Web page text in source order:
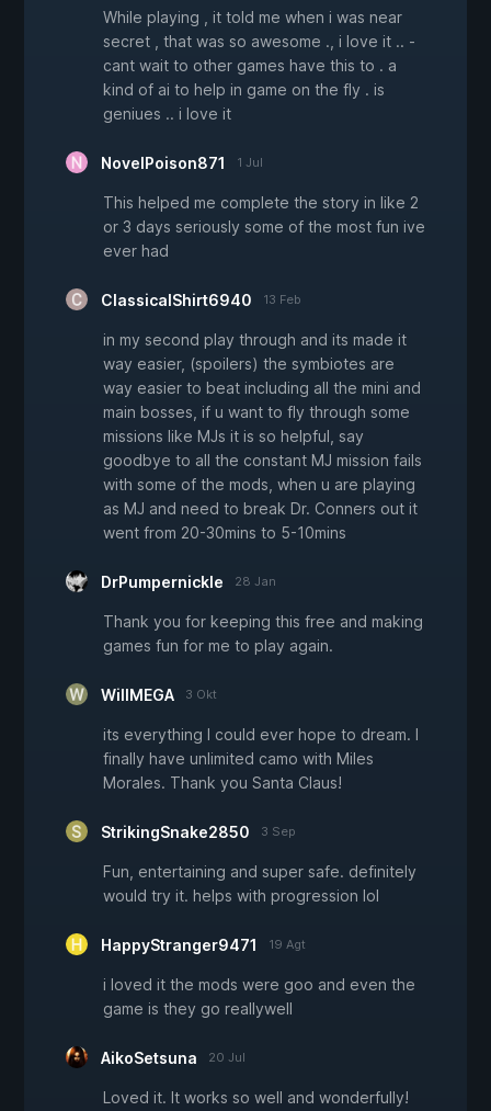
While playing , it told me when i was near
secret , that was so awesome ., i love it .. -
cant wait to other games have this to . a
kind of ai to help in game on the fly . is
geniues .. i love it
NovelPoison871 1 Jul
This helped me complete the story in like 2
or 3 days seriously some of the most fun ive
ever had
ClassicalShirt6940 13 Feb
in my second play through and its made it
way easier, (spoilers) the symbiotes are
way easier to beat including all the mini and
main bosses, if u want to fly through some
missions like MJs it is so helpful, say
goodbye to all the constant MJ mission fails
with some of the mods, when u are playing
as MJ and need to break Dr. Conners out it
went from 20-30mins to 5-10mins
DrPumpernickle 28 Jan
Thank you for keeping this free and making
games fun for me to play again.
WillMEGA 3 Okt
its everything I could ever hope to dream. I
finally have unlimited camo with Miles
Morales. Thank you Santa Claus!
StrikingSnake2850 3 Sep
Fun, entertaining and super safe. definitely
would try it. helps with progression lol
HappyStranger9471 19 Agt
i loved it the mods were goo and even the
game is they go reallywell
AikoSetsuna 20 Jul
Loved it. It works so well and wonderfully!